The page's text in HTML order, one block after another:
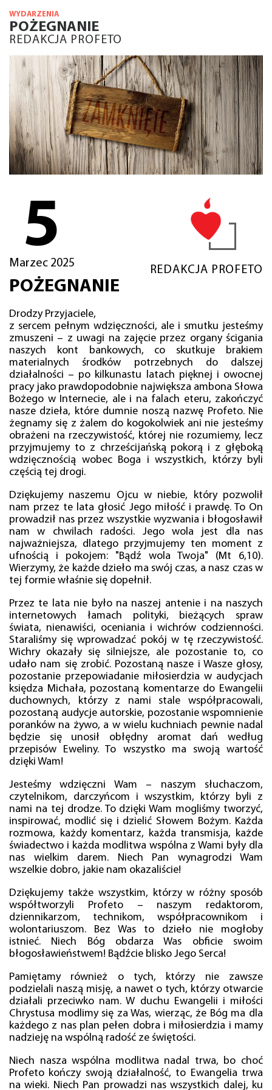
WYDARZENIA
POŻEGNANIE
REDAKCJA PROFETO
5
Marzec 2025
REDAKCJA PROFETO
POŻEGNANIE
Drodzy Przyjaciele,
z sercem pełnym wdzięczności, ale i smutku jesteśmy
zmuszeni – z uwagi na zajęcie przez organy ścigania
naszych kont bankowych, co skutkuje brakiem
materialnych środków potrzebnych do dalszej
działalności – po kilkunastu latach pięknej i owocnej
pracy jako prawdopodobnie największa ambona Słowa
Bożego w Internecie, ale i na falach eteru, zakończyć
nasze dzieła, które dumnie noszą nazwę Profeto. Nie
żegnamy się z żalem do kogokolwiek ani nie jesteśmy
obrażeni na rzeczywistość, której nie rozumiemy, lecz
przyjmujemy to z chrześcijańską pokorą i z głęboką
wdzięcznością wobec Boga i wszystkich, którzy byli
częścią tej drogi.
Dziękujemy naszemu Ojcu w niebie, który pozwolił
nam przez te lata głosić Jego miłość i prawdę. To On
prowadził nas przez wszystkie wyzwania i błogosławił
nam w chwilach radości. Jego wola jest dla nas
najważniejsza, dlatego przyjmujemy ten moment z
ufnością i pokojem: "Bądź wola Twoja" (Mt 6,10).
Wierzymy, że każde dzieło ma swój czas, a nasz czas w
tej formie właśnie się dopełnił.
Przez te lata nie było na naszej antenie i na naszych
internetowych łamach polityki, bieżących spraw
świata, nienawiści, oceniania i wichrów codzienności.
Staraliśmy się wprowadzać pokój w tę rzeczywistość.
Wichry okazały się silniejsze, ale pozostanie to, co
udało nam się zrobić. Pozostaną nasze i Wasze głosy,
pozostanie przepowiadanie miłosierdzia w audycjach
księdza Michała, pozostaną komentarze do Ewangelii
duchownych, którzy z nami stale współpracowali,
pozostaną audycje autorskie, pozostanie wspomnienie
poranków na żywo, a w wielu kuchniach pewnie nadal
będzie się unosił obłędny aromat dań według
przepisów Eweliny. To wszystko ma swoją wartość
dzięki Wam!
Jesteśmy wdzięczni Wam – naszym słuchaczom,
czytelnikom, darczyńcom i wszystkim, którzy byli z
nami na tej drodze. To dzięki Wam mogliśmy tworzyć,
inspirować, modlić się i dzielić Słowem Bożym. Każda
rozmowa, każdy komentarz, każda transmisja, każde
świadectwo i każda modlitwa wspólna z Wami były dla
nas wielkim darem. Niech Pan wynagrodzi Wam
wszelkie dobro, jakie nam okazaliście!
Dziękujemy także wszystkim, którzy w różny sposób
współtworzyli Profeto – naszym redaktorom,
dziennikarzom, technikom, współpracownikom i
wolontariuszom. Bez Was to dzieło nie mogłoby
istnieć. Niech Bóg obdarza Was obficie swoim
błogosławieństwem! Bądźcie blisko Jego Serca!
Pamiętamy również o tych, którzy nie zawsze
podzielali naszą misję, a nawet o tych, którzy otwarcie
działali przeciwko nam. W duchu Ewangelii i miłości
Chrystusa modlimy się za Was, wierząc, że Bóg ma dla
każdego z nas plan pełen dobra i miłosierdzia i mamy
nadzieję na wspólną radość ze świętości.
Niech nasza wspólna modlitwa nadal trwa, bo choć
Profeto kończy swoją działalność, to Ewangelia trwa
na wieki. Niech Pan prowadzi nas wszystkich dalej, ku